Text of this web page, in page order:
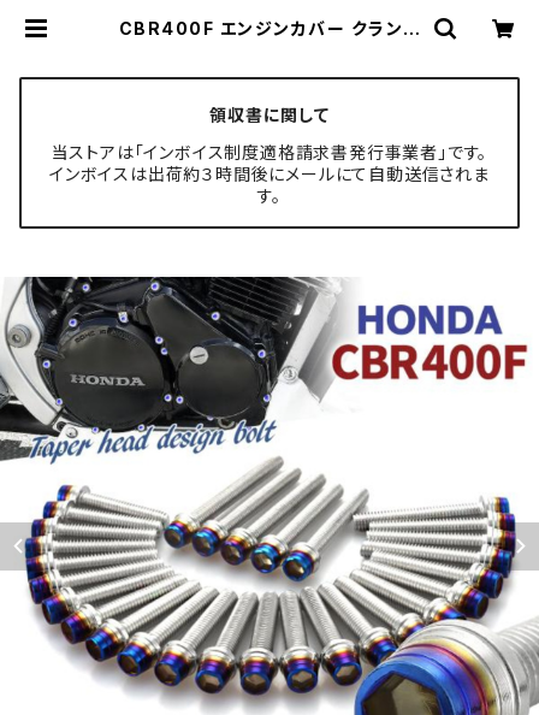
CBR400F エンジンカバー クランク
カラー TB12136 | TECH-MASTE
R ボルト専門店
領収書に関して
当ストアは「インボイス制度適格請求書発行事業者」です。
インボイスは出荷約３時間後にメールにて自動送信されま
す。